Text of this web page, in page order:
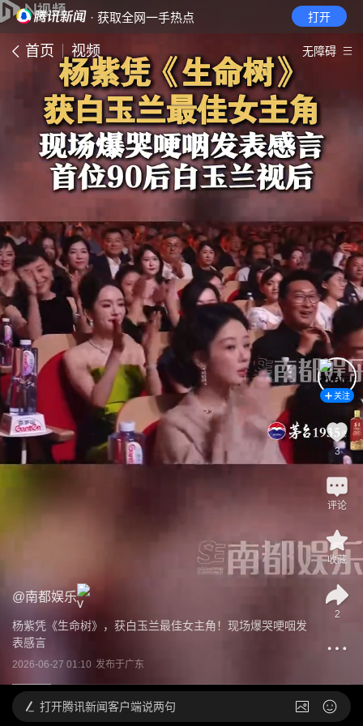
· 获取全网一手热点 打开
首页 视频 无障碍
@南都娱乐
杨紫凭《生命树》，获白玉兰最佳女主角！现场爆哭哽咽发
表感言
2026-06-27 01:10 发布于广东
关注
3
评论
收藏
2
打开腾讯新闻客户端说两句